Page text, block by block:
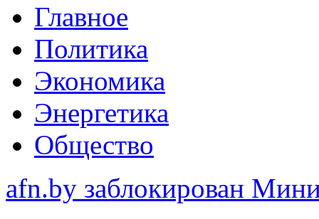
Главное
Политика
Экономика
Энергетика
Общество
afn.by заблокирован